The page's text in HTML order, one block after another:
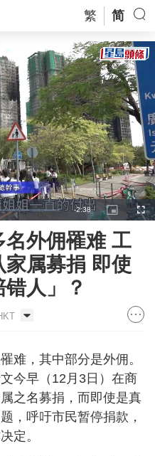
繁 简
Remaining
Time
-2:38
Picture-
in-
外佣罹难 工
属募捐 即使
人」？
难，其中部分是外佣。
今早（12月3日）在商
之名募捐，而即使是真
，呼吁市民暂停捐款，
定。